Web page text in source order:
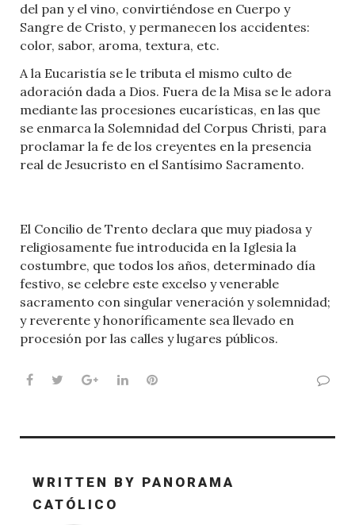
del pan y el vino, convirtiéndose en Cuerpo y
Sangre de Cristo, y permanecen los accidentes:
color, sabor, aroma, textura, etc.
A la Eucaristía se le tributa el mismo culto de
adoración dada a Dios. Fuera de la Misa se le adora
mediante las procesiones eucarísticas, en las que
se enmarca la Solemnidad del Corpus Christi, para
proclamar la fe de los creyentes en la presencia
real de Jesucristo en el Santísimo Sacramento.
El Concilio de Trento declara que muy piadosa y
religiosamente fue introducida en la Iglesia la
costumbre, que todos los años, determinado día
festivo, se celebre este excelso y venerable
sacramento con singular veneración y solemnidad;
y reverente y honoríficamente sea llevado en
procesión por las calles y lugares públicos.
Facebook
TwitterGoogle+LinkedInPinterest
WRITTEN BY PANORAMA
CATÓLICO